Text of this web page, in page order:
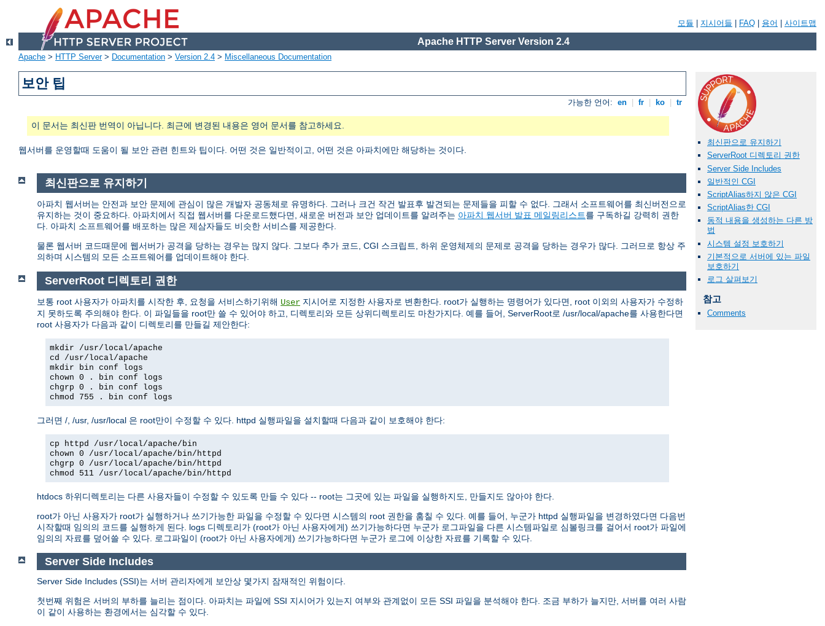
모듈 지시어들 FAQ 용어 사이트맵
Apache HTTP Server Version 2.4
Apache > HTTP Server> Documentation > Version 2.4 > Miscellaneous Documentation
보안 팁
가능한 언어: en fr ko tr
이 문서는 최신판 번역이 아닙니다. 최근에 변경된 내용은 영어 문서를 참고하세요.
웹서버를 운영할때 도움이 될 보안 관련 힌트와 팁이다. 어떤 것은 일반적이고, 어떤 것은 아파치에만 해당하는 것이다.
최신판으로 유지하기
ServerRoot 디렉토리 권한
Server Side Includes
일반적인 CGI
ScriptAlias하지 않은 CGI
ScriptAlias한 CGI
동적 내용을 생성하는 다른 방
법
시스템 설정 보호하기
기본적으로 서버에 있는 파일
보호하기
로그 살펴보기
참고
Comments
최신판으로 유지하기
아파치 웹서버는 안전과 보안 문제에 관심이 많은 개발자 공동체로 유명하다. 그러나 크건 작건 발표후 발견되는 문제들을 피할 수 없다. 그래서 소프트웨어를 최신버전으로
유지하는 것이 중요하다. 아파치에서 직접 웹서버를 다운로드했다면, 새로운 버전과 보안 업데이트를 알려주는 아파치 웹서버 발표 메일링리스트를 구독하길 강력히 권한
다. 아파치 소프트웨어를 배포하는 많은 제삼자들도 비슷한 서비스를 제공한다.
물론 웹서버 코드때문에 웹서버가 공격을 당하는 경우는 많지 않다. 그보다 추가 코드, CGI 스크립트, 하위 운영체제의 문제로 공격을 당하는 경우가 많다. 그러므로 항상 주
의하며 시스템의 모든 소프트웨어를 업데이트해야 한다.
ServerRoot 디렉토리 권한
보통 root 사용자가 아파치를 시작한 후, 요청을 서비스하기위해 User 지시어로 지정한 사용자로 변환한다. root가 실행하는 명령어가 있다면, root 이외의 사용자가 수정하
지 못하도록 주의해야 한다. 이 파일들을 root만 쓸 수 있어야 하고, 디렉토리와 모든 상위디렉토리도 마찬가지다. 예를 들어, ServerRoot로 /usr/local/apache를 사용한다면
root 사용자가 다음과 같이 디렉토리를 만들길 제안한다:
mkdir /usr/local/apache
cd /usr/local/apache
mkdir bin conf logs
chown 0 . bin conf logs
chgrp 0 . bin conf logs
chmod 755 . bin conf logs
그러면 /, /usr, /usr/local 은 root만이 수정할 수 있다. httpd 실행파일을 설치할때 다음과 같이 보호해야 한다:
cp httpd /usr/local/apache/bin
chown 0 /usr/local/apache/bin/httpd
chgrp 0 /usr/local/apache/bin/httpd
chmod 511 /usr/local/apache/bin/httpd
htdocs 하위디렉토리는 다른 사용자들이 수정할 수 있도록 만들 수 있다 -- root는 그곳에 있는 파일을 실행하지도, 만들지도 않아야 한다.
root가 아닌 사용자가 root가 실행하거나 쓰기가능한 파일을 수정할 수 있다면 시스템의 root 권한을 훔칠 수 있다. 예를 들어, 누군가 httpd 실행파일을 변경하였다면 다음번
시작할때 임의의 코드를 실행하게 된다. logs 디렉토리가 (root가 아닌 사용자에게) 쓰기가능하다면 누군가 로그파일을 다른 시스템파일로 심볼링크를 걸어서 root가 파일에
임의의 자료를 덮어쓸 수 있다. 로그파일이 (root가 아닌 사용자에게) 쓰기가능하다면 누군가 로그에 이상한 자료를 기록할 수 있다.
Server Side Includes
Server Side Includes (SSI)는 서버 관리자에게 보안상 몇가지 잠재적인 위험이다.
첫번째 위험은 서버의 부하를 늘리는 점이다. 아파치는 파일에 SSI 지시어가 있는지 여부와 관계없이 모든 SSI 파일을 분석해야 한다. 조금 부하가 늘지만, 서버를 여러 사람
이 같이 사용하는 환경에서는 심각할 수 있다.